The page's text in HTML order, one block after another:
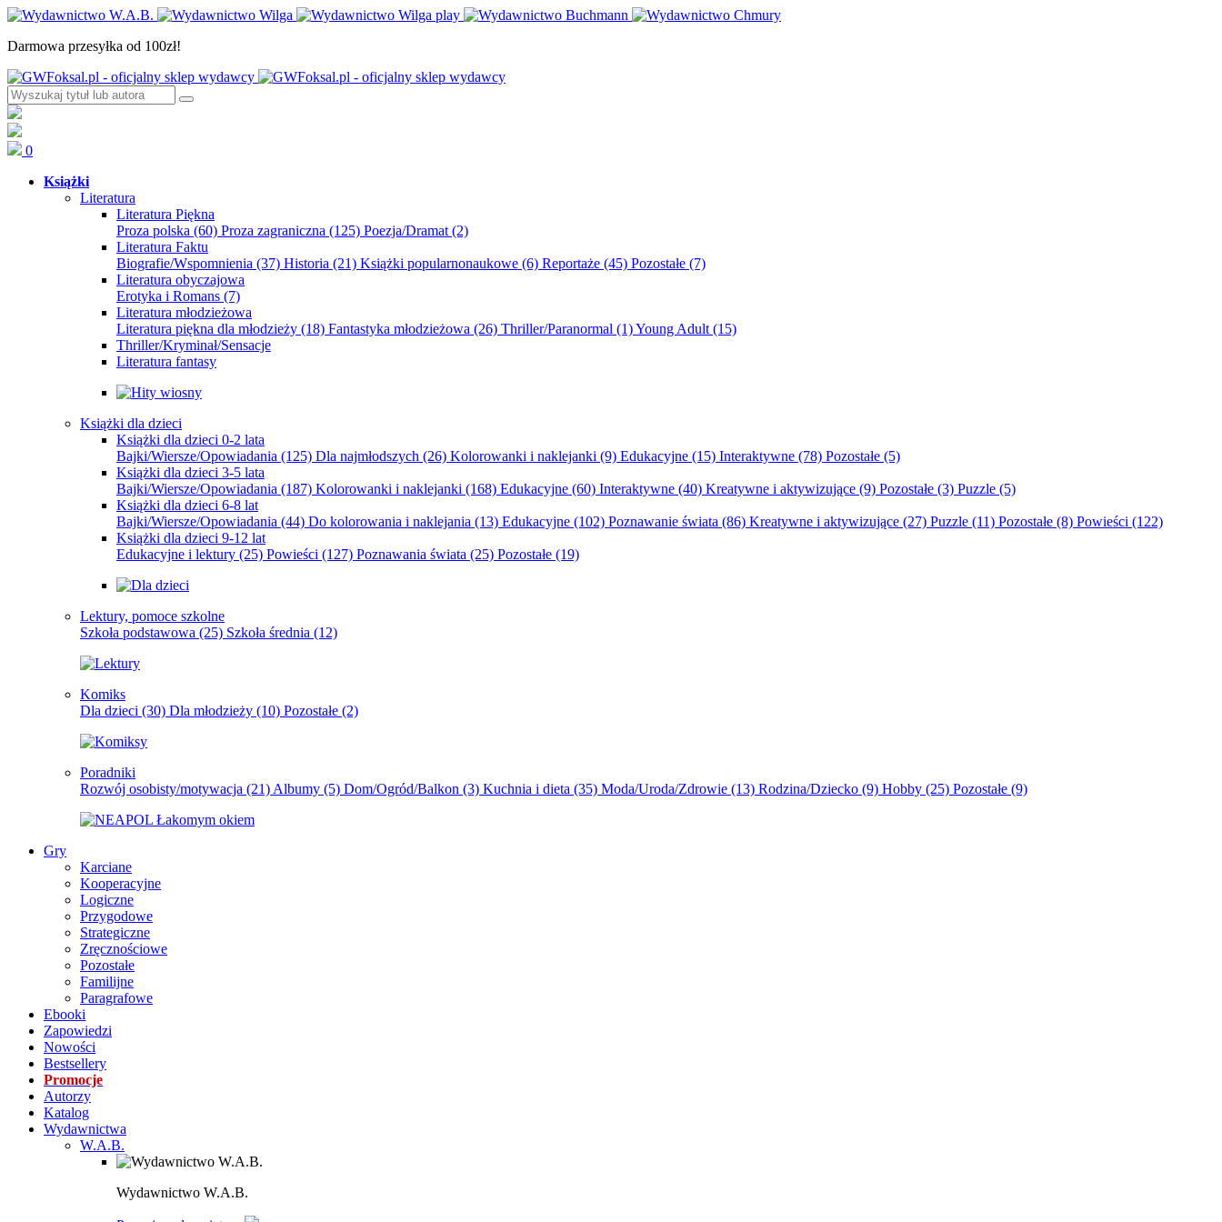
Darmowa przesyłka od 100zł!
0
Książki
Literatura
Literatura Piękna
Proza polska (60) Proza zagraniczna (125) Poezja/Dramat (2)
Literatura Faktu
Biografie/Wspomnienia (37) Historia (21) Książki popularnonaukowe (6) Reportaże (45) Pozostałe (7)
Literatura obyczajowa
Erotyka i Romans (7)
Literatura młodzieżowa
Literatura piękna dla młodzieży (18) Fantastyka młodzieżowa (26) Thriller/Paranormal (1)Young Adult (15)
Thriller/Kryminał/Sensacje
Literatura fantasy
Książki dla dzieci
Książki dla dzieci 0-2 lata
Bajki/Wiersze/Opowiadania (125) Dla najmłodszych (26) Kolorowanki i naklejanki (9) Edukacyjne (15) Interaktywne (78) Pozostałe (5)
Książki dla dzieci 3-5 lata
Bajki/Wiersze/Opowiadania (187) Kolorowanki i naklejanki (168) Edukacyjne (60) Interaktywne (40) Kreatywne i aktywizujące (9) Pozostałe (3) Puzzle (5)
Książki dla dzieci 6-8 lat
Bajki/Wiersze/Opowiadania (44) Do kolorowania i naklejania (13) Edukacyjne (102) Poznawanie świata (86) Kreatywne i aktywizujące (27) Puzzle (11) Pozostałe (8) Powieści (122)
Książki dla dzieci 9-12 lat
Edukacyjne i lektury (25) Powieści (127) Poznawania świata (25) Pozostałe (19)
Lektury, pomoce szkolne
Szkoła podstawowa (25) Szkoła średnia (12)
Komiks
Dla dzieci (30) Dla młodzieży (10) Pozostałe (2)
Poradniki
Rozwój osobisty/motywacja (21) Albumy (5) Dom/Ogród/Balkon (3) Kuchnia i dieta (35) Moda/Uroda/Zdrowie (13) Rodzina/Dziecko (9) Hobby (25) Pozostałe (9)
Gry
Karciane
Kooperacyjne
Logiczne
Przygodowe
Strategiczne
Zręcznościowe
Pozostałe
Familijne
Paragrafowe
Ebooki
Zapowiedzi
Nowości
Bestsellery
Promocje
Autorzy
Katalog
Wydawnictwa
W.A.B.
Wydawnictwo W.A.B.